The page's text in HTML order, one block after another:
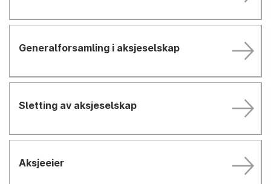
Generalforsamling i aksjeselskap
Sletting av aksjeselskap
Aksjeeier